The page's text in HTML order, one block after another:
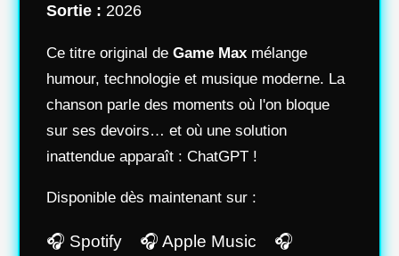
Sortie : 2026
Ce titre original de Game Max mélange
humour, technologie et musique moderne. La
chanson parle des moments où l'on bloque
sur ses devoirs… et où une solution
inattendue apparaît : ChatGPT !
Disponible dès maintenant sur :
🎧 Spotify 🎧 Apple Music 🎧